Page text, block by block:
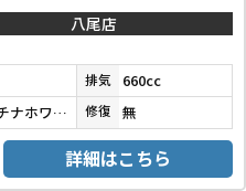
八尾店
排気 660cc
プラチナホワイトパール 修復 無
詳細はこちら